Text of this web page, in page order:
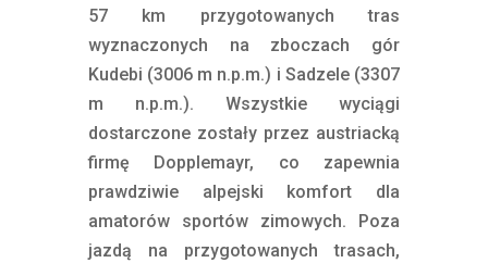
57 km przygotowanych tras
wyznaczonych na zboczach gór
Kudebi (3006 m n.p.m.) i Sadzele (3307
m n.p.m.). Wszystkie wyciągi
dostarczone zostały przez austriacką
firmę Dopplemayr, co zapewnia
prawdziwie alpejski komfort dla
amatorów sportów zimowych. Poza
jazdą na przygotowanych trasach,